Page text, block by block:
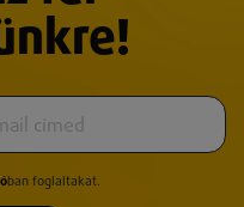
ban foglaltakat.